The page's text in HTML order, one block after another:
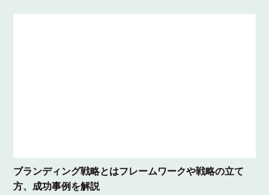
ブランディング戦略とはフレームワークや戦略の立て
方、成功事例を解説